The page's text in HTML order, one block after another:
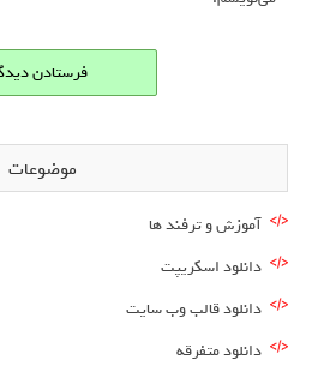
موضوعات
آموزش و ترفند ها
دانلود اسکریپت
دانلود قالب وب سایت
دانلود متفرقه